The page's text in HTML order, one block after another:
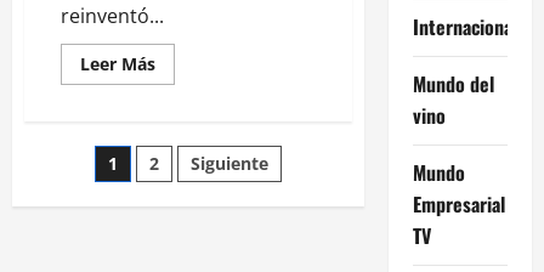
reinventó...
Leer MásLeer
más
Melconian
al
Gobierno
Paginación
de
1 2 Siguiente
Internacional
Mundo del
vino
Mundo
Empresarial
TV